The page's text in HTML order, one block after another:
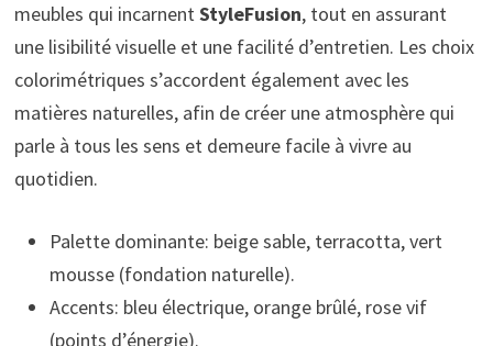
meubles qui incarnentStyleFusion, tout en assurant
une lisibilité visuelle et une facilité d’entretien. Les choix
colorimétriques s’accordent également avec les
matières naturelles, afin de créer une atmosphère qui
parle à tous les sens et demeure facile à vivre au
quotidien.
Palette dominante: beige sable, terracotta, vert
mousse (fondation naturelle).
Accents: bleu électrique, orange brûlé, rose vif
(points d’énergie).